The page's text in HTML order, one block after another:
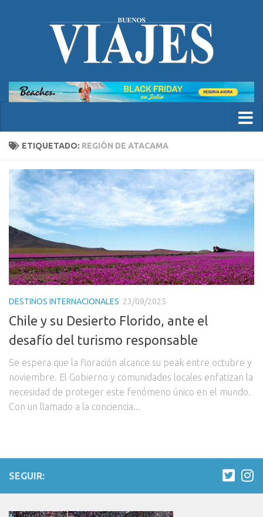
ETIQUETADO: REGIÓN DE ATACAMA
DESTINOS INTERNACIONALES 23/09/2025
Chile y su Desierto Florido, ante el
desafío del turismo responsable
Se espera que la floración alcance su peak entre octubre y
noviembre. El Gobierno y comunidades locales enfatizan la
necesidad de proteger este fenómeno único en el mundo.
Con un llamado a la conciencia...
SEGUIR: